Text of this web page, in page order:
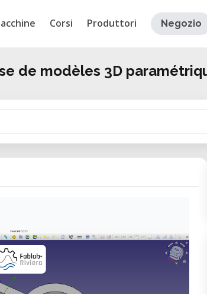
Corsi Produttori Negozio
de modèles 3D